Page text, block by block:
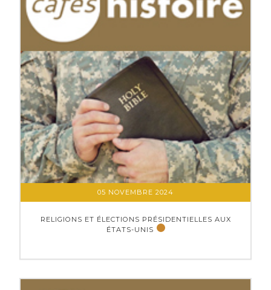
05 NOVEMBRE 2024
RELIGIONS ET ÉLECTIONS PRÉSIDENTIELLES AUX
ÉTATS-UNIS